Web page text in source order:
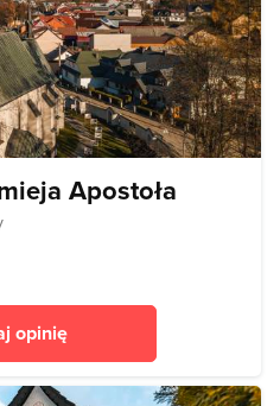
Apostoła
opinię